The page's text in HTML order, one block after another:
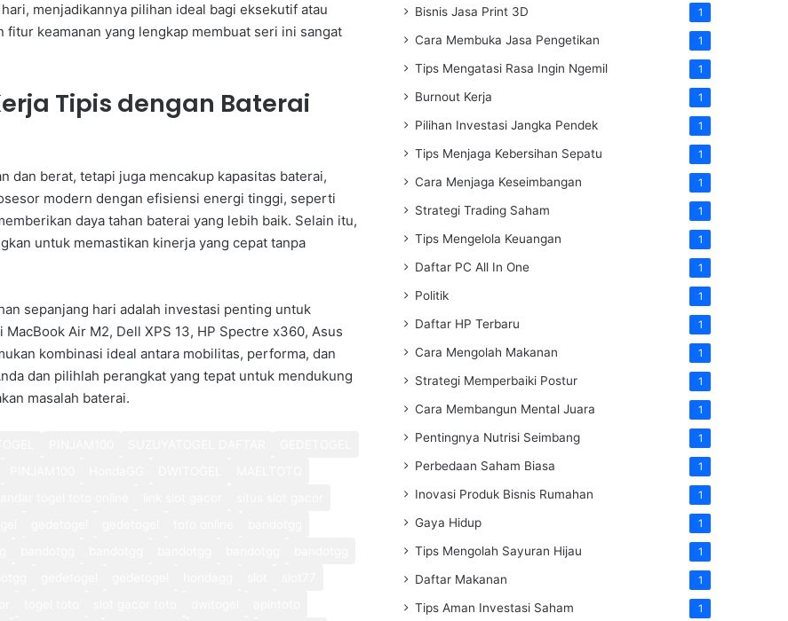
menjadikannya pilihan ideal bagi eksekutif atau
keamanan yang lengkap membuat seri ini sangat
Tipis dengan Baterai
dan berat, tetapi juga mencakup kapasitas baterai,
modern dengan efisiensi energi tinggi, seperti
daya tahan baterai yang lebih baik. Selain itu,
untuk memastikan kinerja yang cepat tanpa
sepanjang hari adalah investasi penting untuk
Air M2, Dell XPS 13, HP Spectre x360, Asus
kombinasi ideal antara mobilitas, performa, dan
dan pilihlah perangkat yang tepat untuk mendukung
masalah baterai.
Bisnis Jasa Print 3D 1
Cara Membuka Jasa Pengetikan 1
Tips Mengatasi Rasa Ingin Ngemil 1
Burnout Kerja 1
Pilihan Investasi Jangka Pendek 1
Tips Menjaga Kebersihan Sepatu 1
Cara Menjaga Keseimbangan 1
Strategi Trading Saham 1
Tips Mengelola Keuangan 1
Daftar PC All In One 1
Politik 1
Daftar HP Terbaru 1
Cara Mengolah Makanan 1
Strategi Memperbaiki Postur 1
Cara Membangun Mental Juara 1
Pentingnya Nutrisi Seimbang 1
Perbedaan Saham Biasa 1
Inovasi Produk Bisnis Rumahan 1
Gaya Hidup 1
Tips Mengolah Sayuran Hijau 1
Daftar Makanan 1
Tips Aman Investasi Saham 1